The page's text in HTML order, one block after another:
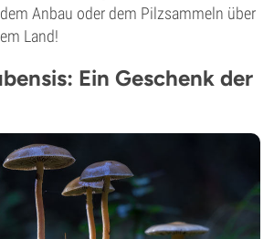
Anbau oder dem Pilzsammeln über
Land!
Ein Geschenk der